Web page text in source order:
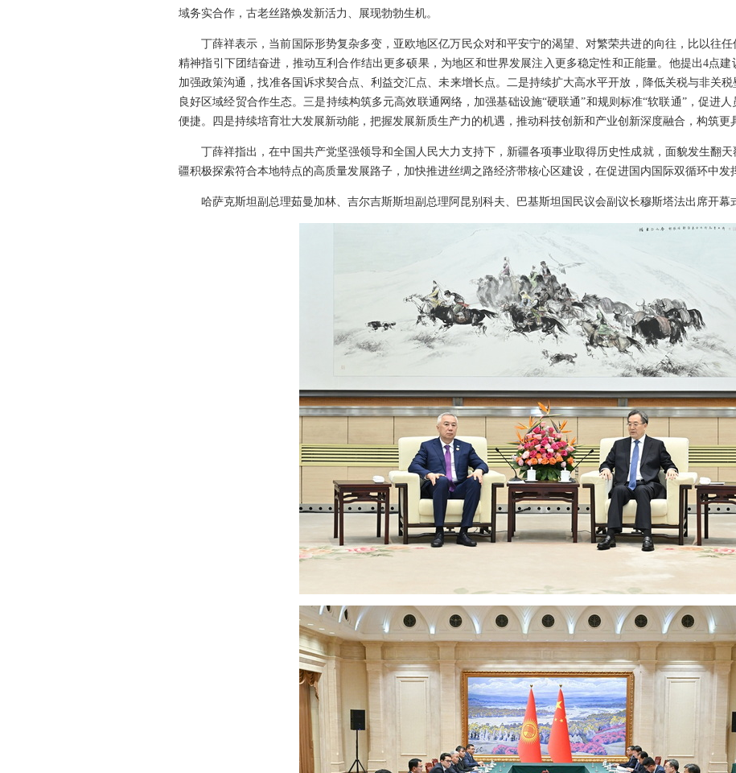
域务实合作，古老丝路焕发新活力、展现勃勃生机。
丁薛祥表示，当前国际形势复杂多变，亚欧地区亿万民众对和平安宁的渴望、对繁荣共进的向往，比以往
精神指引下团结奋进，推动互利合作结出更多硕果，为地区和世界发展注入更多稳定性和正能量。他提出4点建
加强政策沟通，找准各国诉求契合点、利益交汇点、未来增长点。二是持续扩大高水平开放，降低关税与非关
良好区域经贸合作生态。三是持续构筑多元高效联通网络，加强基础设施“硬联通”和规则标准“软联通”，促进
便捷。四是持续培育壮大发展新动能，把握发展新质生产力的机遇，推动科技创新和产业创新深度融合，构筑更
丁薛祥指出，在中国共产党坚强领导和全国人民大力支持下，新疆各项事业取得历史性成就，面貌发生翻
疆积极探索符合本地特点的高质量发展路子，加快推进丝绸之路经济带核心区建设，在促进国内国际双循环中发
哈萨克斯坦副总理茹曼加林、吉尔吉斯斯坦副总理阿昆别科夫、巴基斯坦国民议会副议长穆斯塔法出席开幕